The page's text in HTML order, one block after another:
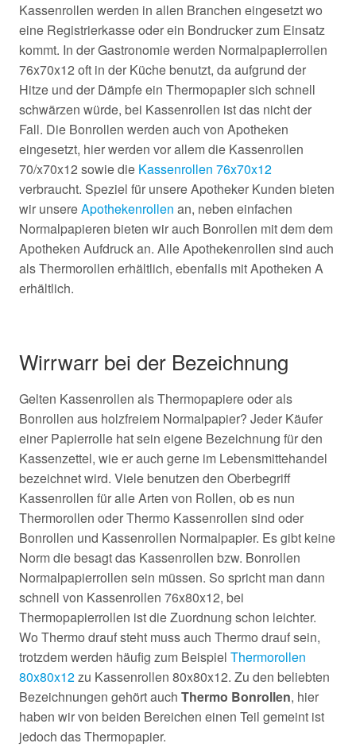
Kassenrollen werden in allen Branchen eingesetzt wo
eine Registrierkasse oder ein Bondrucker zum Einsatz
kommt. In der Gastronomie werden Normalpapierrollen
76x70x12 oft in der Küche benutzt, da aufgrund der
Hitze und der Dämpfe ein Thermopapier sich schnell
schwärzen würde, bei Kassenrollen ist das nicht der
Fall. Die Bonrollen werden auch von Apotheken
eingesetzt, hier werden vor allem die Kassenrollen
70/x70x12 sowie die Kassenrollen 76x70x12
verbraucht. Speziel für unsere Apotheker Kunden bieten
wir unsereApothekenrollen an, neben einfachen
Normalpapieren bieten wir auch Bonrollen mit dem dem
Apotheken Aufdruck an. Alle Apothekenrollen sind auch
als Thermorollen erhältlich, ebenfalls mit Apotheken A
erhältlich.
Wirrwarr bei der Bezeichnung
Gelten Kassenrollen als Thermopapiere oder als
Bonrollen aus holzfreiem Normalpapier? Jeder Käufer
einer Papierrolle hat sein eigene Bezeichnung für den
Kassenzettel, wie er auch gerne im Lebensmittehandel
bezeichnet wird. Viele benutzen den Oberbegriff
Kassenrollen für alle Arten von Rollen, ob es nun
Thermorollen oder Thermo Kassenrollen sind oder
Bonrollen und Kassenrollen Normalpapier. Es gibt keine
Norm die besagt das Kassenrollen bzw. Bonrollen
Normalpapierrollen sein müssen. So spricht man dann
schnell von Kassenrollen 76x80x12, bei
Thermopapierrollen ist die Zuordnung schon leichter.
Wo Thermo drauf steht muss auch Thermo drauf sein,
trotzdem werden häufig zum Beispiel Thermorollen
80x80x12zu Kassenrollen 80x80x12. Zu den beliebten
Bezeichnungen gehört auch Thermo Bonrollen, hier
haben wir von beiden Bereichen einen Teil gemeint ist
jedoch das Thermopapier.